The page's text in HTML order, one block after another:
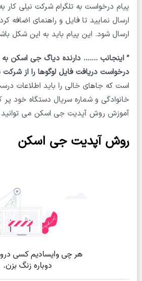
ارسال نمایید تا فایل و راهنمای اضافه
ارسال شود. این پیام باید به این شکل
” اینجانب ……. دارنده دیاگ جی اسکن
درخواست دریافت فایل لوگوها را از شرکت
است که جاهای خالی را باید اطلاعات
خانوادگی و شماره سریال دستگاه خود پر
آموزش روش آپدیت جی اسکن می توانید
روش آپدیت جی اسکن